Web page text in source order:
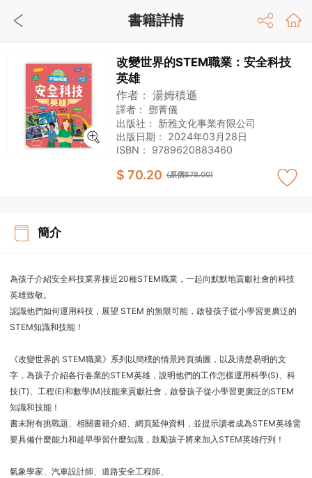
改變世界的STEM職業：安全科技
英雄
作者： 湯姆積遜
譯者： 鄧菁儀
出版社： 新雅文化事業有限公司
出版日期： 2024年03月28日
ISBN： 9789620883460
$ 70.20 (原價$78.00)
簡介
為孩子介紹安全科技業界接近20種STEM職業，一起向默默地貢獻社會的科技
英雄致敬。
認識他們如何運用科技，展望 STEM 的無限可能，啟發孩子從小學習更廣泛的
STEM知識和技能！
《改變世界的 STEM職業》系列以簡樸的情景跨頁插圖，以及清楚易明的文
字，為孩子介紹各行各業的STEM英雄，說明他們的工作怎樣運用科學(S)、科
技(T)、工程(E)和數學(M)技能來貢獻社會，啟發孩子從小學習更廣泛的STEM
知識和技能！
書末附有挑戰題、相關書籍介紹、網頁延伸資料，並提示讀者成為STEM英雄需
要具備什麼能力和趁早學習什麼知識，鼓勵孩子將來加入STEM英雄行列！
氣象學家、汽車設計師、道路安全工程師、
書籍詳情